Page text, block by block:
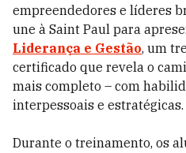
empreendedores e líderes
une à Saint Paul para
Liderança e Gestão, um
certificado que revela o
mais completo – com
interpessoais e estratégicas.
Durante o treinamento, os